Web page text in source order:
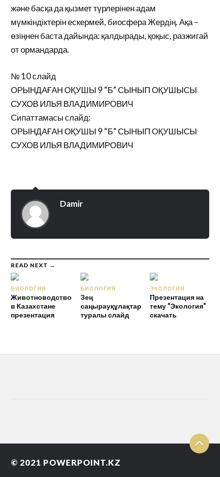
және басқа да қызмет түрлерінен адам
мүмкіндіктерін ескермей, биосфера Жердің. Ақа –
өзіңнен баста дайында: қалдырады, қоқыс, разжигай
от ормандарда.
№ 10 слайд
ОРЫНДАҒАН ОҚУШЫ 9 “Б” СЫНЫП ОҚУШЫСЫ
СУХОВ ИЛЬЯ ВЛАДИМИРОВИЧ
Сипаттамасы слайд:
ОРЫНДАҒАН ОҚУШЫ 9 “Б” СЫНЫП ОҚУШЫСЫ
СУХОВ ИЛЬЯ ВЛАДИМИРОВИЧ
Damir
READ NEXT →
БИОЛОГИЯ
Животноводство
в Казахстане
презентация
БИОЛОГИЯ
Зең
саңырауқұлақтар
туралы слайд
ЭКОЛОГИЯ
Презентация на
тему “Экология”
скачать
© 2021 POWERPOINT.KZ